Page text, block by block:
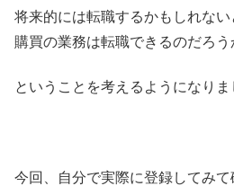
将来的には転職するかもしれない
購買の業務は転職できるのだろう
ということを考えるようになりま
今回、自分で実際に登録してみ